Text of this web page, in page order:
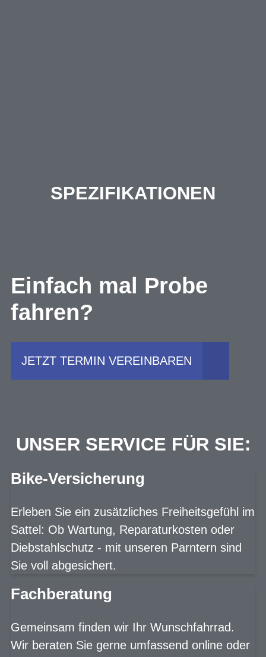
SPEZIFIKATIONEN
Einfach mal Probe
fahren?
JETZT TERMIN VEREINBAREN
UNSER SERVICE FÜR SIE:
Bike-Versicherung
Erleben Sie ein zusätzliches Freiheitsgefühl im
Sattel: Ob Wartung, Reparaturkosten oder
Diebstahlschutz - mit unseren Parntern sind
Sie voll abgesichert.
Fachberatung
Gemeinsam finden wir Ihr Wunschfahrrad.
Wir beraten Sie gerne umfassend online oder